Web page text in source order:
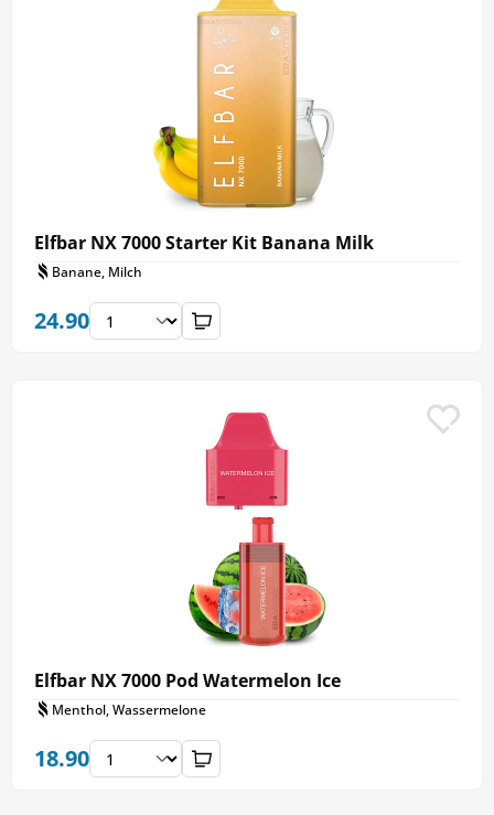
Elfbar NX 7000 Starter Kit Banana Milk
Banane, Milch
24.90
Elfbar NX 7000 Pod Watermelon Ice
Menthol, Wassermelone
18.90